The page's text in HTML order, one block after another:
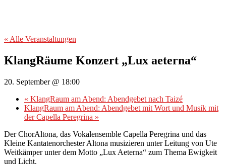
« Alle Veranstaltungen
KlangRäume Konzert „Lux aeterna“
20. September @ 18:00
« KlangRaum am Abend: Abendgebet nach Taizé
KlangRaum am Abend: Abendgebet mit Wort und Musik mit
der Capella Peregrina »
Der ChorAltona, das Vokalensemble Capella Peregrina und das
Kleine Kantatenorchester Altona musizieren unter Leitung von Ute
Weitkämper unter dem Motto „Lux Aeterna“ zum Thema Ewigkeit
und Licht.